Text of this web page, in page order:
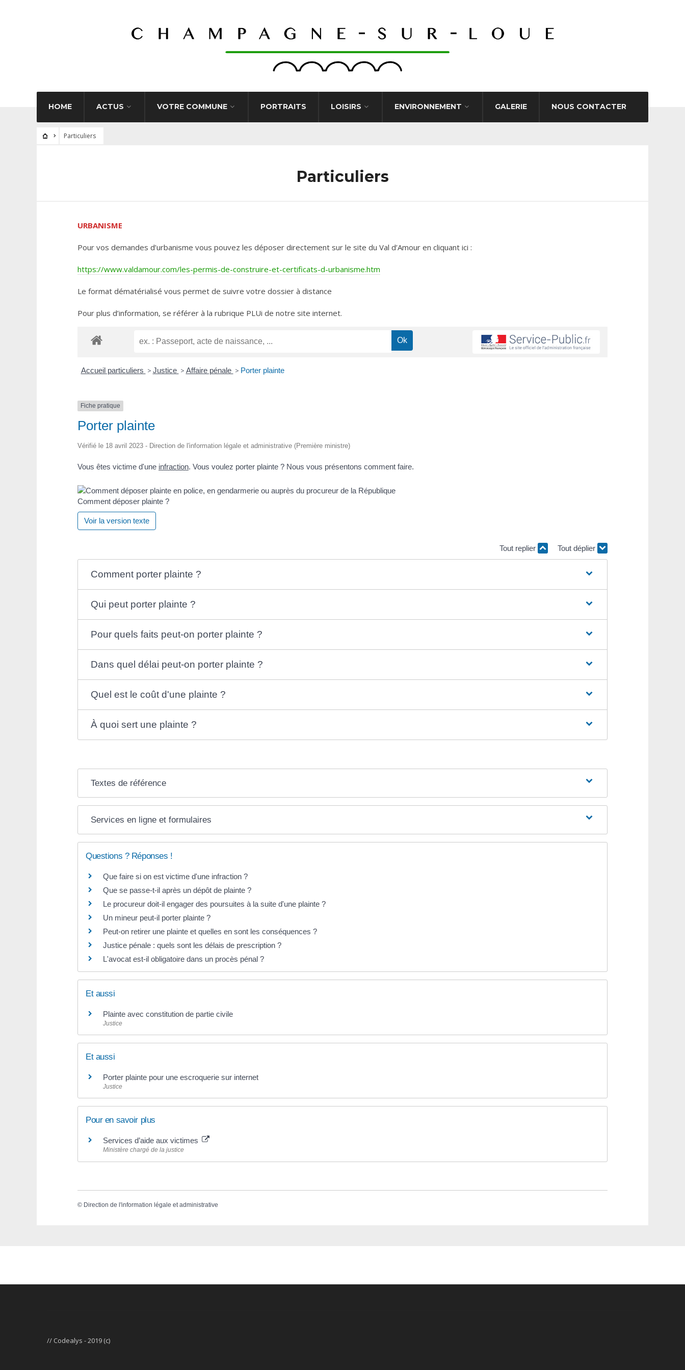
HOME ACTUS VOTRE COMMUNE PORTRAITS LOISIRS ENVIRONNEMENT GALERIE NOUS CONTACTER
Particuliers
Particuliers
URBANISME
Pour vos demandes d’urbanisme vous pouvez les déposer directement sur le site du Val d’Amour en cliquant ici :
https://www.valdamour.com/les-permis-de-construire-et-certificats-d-urbanisme.htm
Le format dématérialisé vous permet de suivre votre dossier à distance
Pour plus d’information, se référer à la rubrique PLUi de notre site internet.
Accueil particuliers > Justice > Affaire pénale > Porter plainte
Fiche pratique
Porter plainte
Vérifié le 18 avril 2023 - Direction de l'information légale et administrative (Première ministre)
Vous êtes victime d'une infraction. Vous voulez porter plainte ? Nous vous présentons comment faire.
Comment déposer plainte ?
Voir la version texte
Tout replier Tout déplier
Comment porter plainte ?
Qui peut porter plainte ?
Pour quels faits peut-on porter plainte ?
Dans quel délai peut-on porter plainte ?
Quel est le coût d'une plainte ?
À quoi sert une plainte ?
Textes de référence
Services en ligne et formulaires
Questions ? Réponses !
Que faire si on est victime d'une infraction ?
Que se passe-t-il après un dépôt de plainte ?
Le procureur doit-il engager des poursuites à la suite d'une plainte ?
Un mineur peut-il porter plainte ?
Peut-on retirer une plainte et quelles en sont les conséquences ?
Justice pénale : quels sont les délais de prescription ?
L'avocat est-il obligatoire dans un procès pénal ?
Et aussi
Plainte avec constitution de partie civile
Justice
Et aussi
Porter plainte pour une escroquerie sur internet
Justice
Pour en savoir plus
Services d’aide aux victimes
Ministère chargé de la justice
© Direction de l'information légale et administrative
// Codealys - 2019 (c)